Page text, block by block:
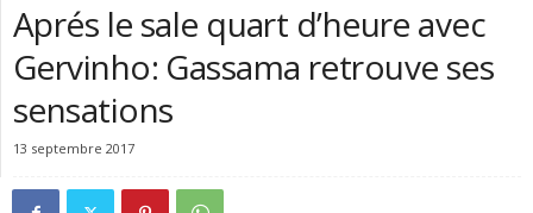
Aprés le sale quart d’heure avec
Gervinho: Gassama retrouve ses
sensations
13 septembre 2017